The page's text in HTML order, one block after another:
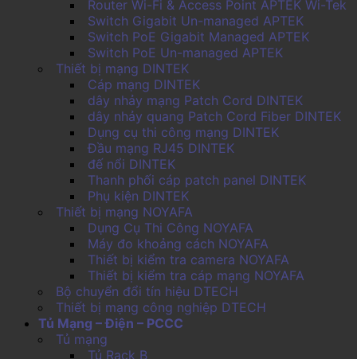
Router Wi-Fi & Access Point APTEK Wi-Tek
Switch Gigabit Un-managed APTEK
Switch PoE Gigabit Managed APTEK
Switch PoE Un-managed APTEK
Thiết bị mạng DINTEK
Cáp mạng DINTEK
dây nhảy mạng Patch Cord DINTEK
dây nhảy quang Patch Cord Fiber DINTEK
Dụng cụ thi công mạng DINTEK
Đầu mạng RJ45 DINTEK
đế nổi DINTEK
Thanh phối cáp patch panel DINTEK
Phụ kiện DINTEK
Thiết bị mạng NOYAFA
Dụng Cụ Thi Công NOYAFA
Máy đo khoảng cách NOYAFA
Thiết bị kiểm tra camera NOYAFA
Thiết bị kiểm tra cáp mạng NOYAFA
Bộ chuyển đổi tín hiệu DTECH
Thiết bị mạng công nghiệp DTECH
Tủ Mạng – Điện – PCCC
Tủ mạng
Tủ Rack B